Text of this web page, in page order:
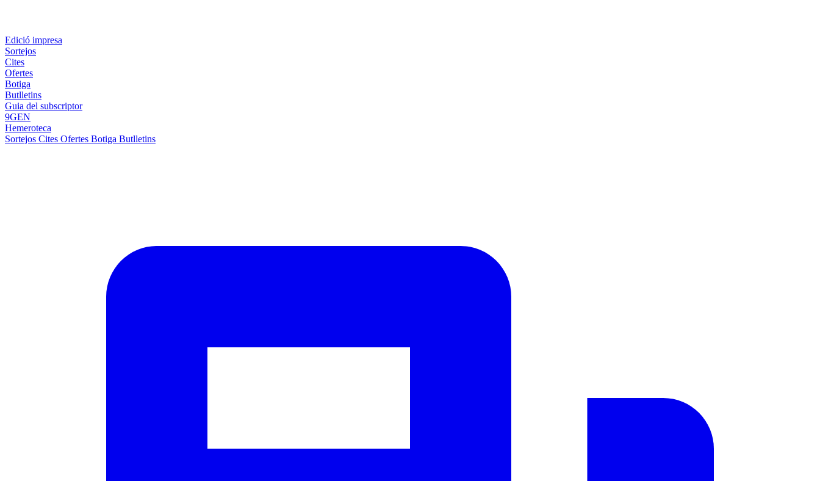
Edició impresa
Sortejos
Cites
Ofertes
Botiga
Butlletins
Guia del subscriptor
9GEN
Hemeroteca
Sortejos Cites Ofertes Botiga Butlletins